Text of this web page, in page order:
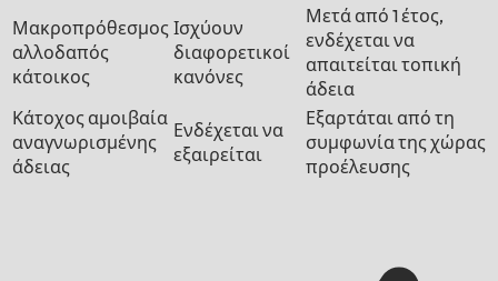
Μακροπρόθεσμος
αλλοδαπός
κάτοικος
Ισχύουν
διαφορετικοί
κανόνες
Μετά από 1 έτος,
ενδέχεται να
απαιτείται τοπική
άδεια
Κάτοχος αμοιβαία
αναγνωρισμένης
άδειας
Ενδέχεται να
εξαιρείται
Εξαρτάται από τη
συμφωνία της χώρας
προέλευσης